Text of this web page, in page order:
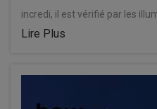
incredi, il est vérifié par les
Lire Plus